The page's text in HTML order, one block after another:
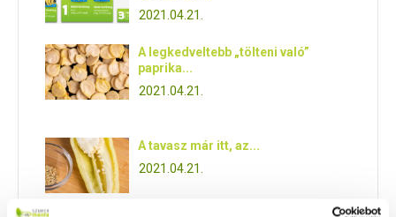
2021.04.21.
A legkedveltebb „tölteni való”
paprika...
2021.04.21.
A tavasz már itt, az...
2021.04.21.